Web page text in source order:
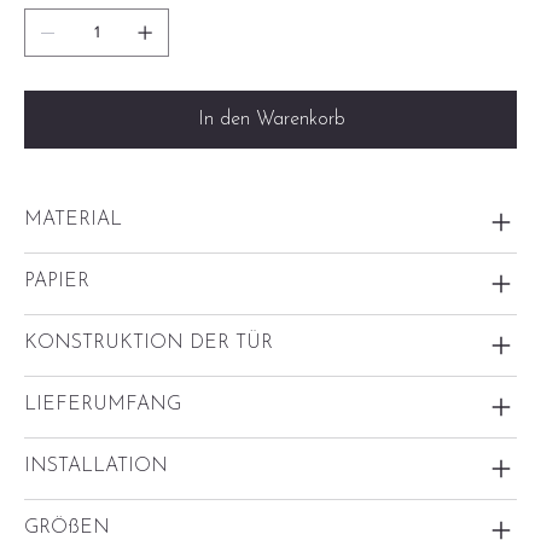
In den Warenkorb
MATERIAL
PAPIER
KONSTRUKTION DER TÜR
LIEFERUMFANG
INSTALLATION
GRÖßEN